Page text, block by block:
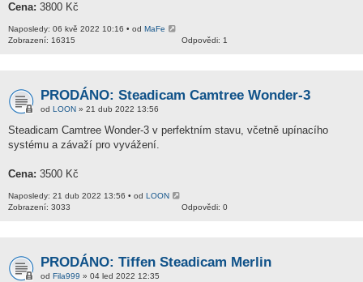
Cena: 3800 Kč
Naposledy: 06 kvě 2022 10:16 • od MaFe
Odpovědi: 1
Zobrazení: 16315
PRODÁNO: Steadicam Camtree Wonder-3
od LOON » 21 dub 2022 13:56
Steadicam Camtree Wonder-3 v perfektním stavu, včetně upínacího
systému a závaží pro vyvážení.
Cena: 3500 Kč
Naposledy: 21 dub 2022 13:56 • od LOON
Odpovědi: 0
Zobrazení: 3033
PRODÁNO: Tiffen Steadicam Merlin
od Fila999 » 04 led 2022 12:35